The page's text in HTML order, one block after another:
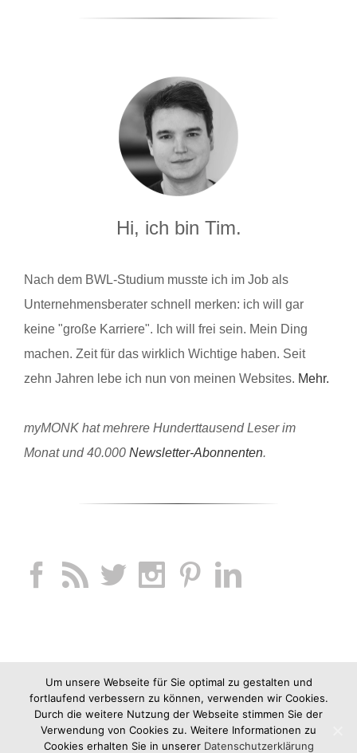
Hi, ich bin Tim.
Nach dem BWL-Studium musste ich im Job als
Unternehmensberater schnell merken: ich will gar
keine "große Karriere". Ich will frei sein. Mein Ding
machen. Zeit für das wirklich Wichtige haben. Seit
zehn Jahren lebe ich nun von meinen Websites. Mehr.
myMONK hat mehrere Hunderttausend Leser im
Monat und 40.000 Newsletter-Abonnenten.
Um unsere Webseite für Sie optimal zu gestalten und
fortlaufend verbessern zu können, verwenden wir Cookies.
Durch die weitere Nutzung der Webseite stimmen Sie der
Verwendung von Cookies zu. Weitere Informationen zu
Cookies erhalten Sie in unserer Datenschutzerklärung